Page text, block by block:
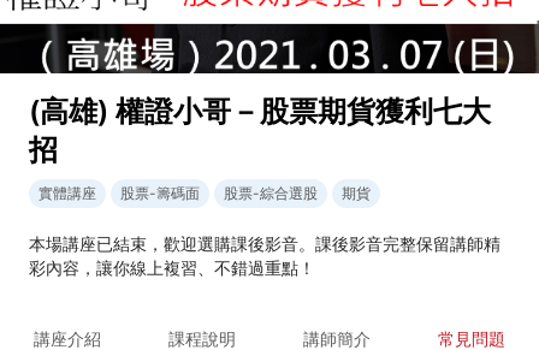
(高雄) 權證小哥－股票期貨獲利七大
招
實體講座 股票-籌碼面 股票-綜合選股 期貨
本場講座已結束，歡迎選購課後影音。課後影音完整保留講師精
彩內容，讓你線上複習、不錯過重點！
講座介紹 課程說明 講師簡介 常見問題